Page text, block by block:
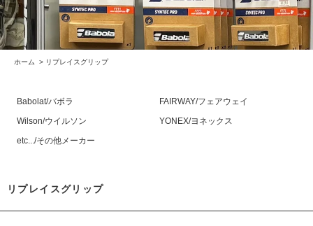
ホーム > リプレイスグリップ
Babolat/バボラ
FAIRWAY/フェアウェイ
Wilson/ウイルソン
YONEX/ヨネックス
etc.../その他メーカー
リプレイスグリップ